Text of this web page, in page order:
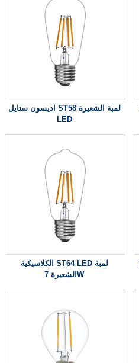
اديسون ستايل ST58 لمبة الشعيرة
LED
الكلاسيكية ST64 LED لمبة
الشعيرة 7W